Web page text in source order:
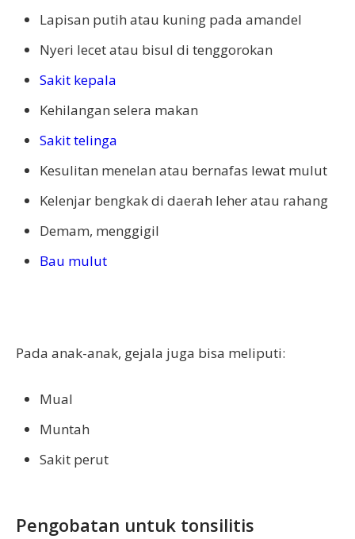
Lapisan putih atau kuning pada amandel
Nyeri lecet atau bisul di tenggorokan
Sakit kepala
Kehilangan selera makan
Sakit telinga
Kesulitan menelan atau bernafas lewat mulut
Kelenjar bengkak di daerah leher atau rahang
Demam, menggigil
Bau mulut
Pada anak-anak, gejala juga bisa meliputi:
Mual
Muntah
Sakit perut
Pengobatan untuk tonsilitis